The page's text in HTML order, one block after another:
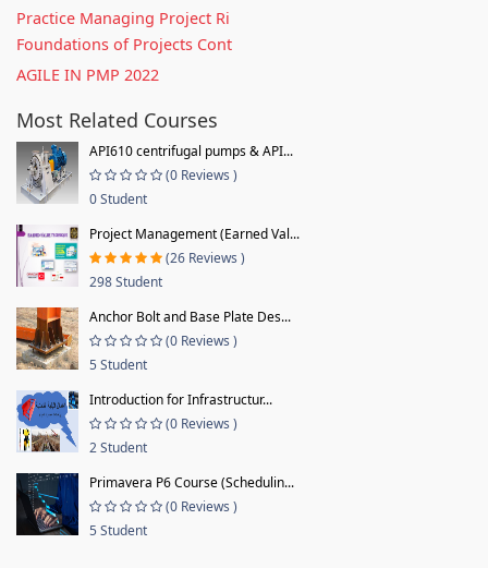
Practice Managing Project Ri
Foundations of Projects Cont
AGILE IN PMP 2022
Most Related Courses
API610 centrifugal pumps & API...
(0 Reviews )
0 Student
Project Management (Earned Val...
(26 Reviews )
298 Student
Anchor Bolt and Base Plate Des...
(0 Reviews )
5 Student
Introduction for Infrastructur...
(0 Reviews )
2 Student
Primavera P6 Course (Schedulin...
(0 Reviews )
5 Student